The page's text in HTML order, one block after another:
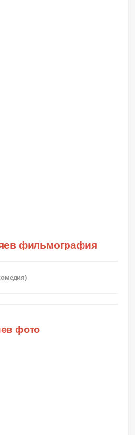
фильмография
фото